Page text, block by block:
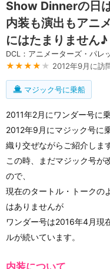
Show Dinnerの日
内装も演出もアニ
にはたまりません♪
DCL：アニメーターズ・パレ
★★★★ ★ 2012年9月に訪
マジック号に乗船
2011年2月にワンダー号に
2012年9月にマジック号に
織り交ぜながらご紹介します
この時、まだマジック号が
ので、
現在のタートル・トークの
はありませんが
ワンダー号は2016年4月現
ルが続いています。
内装について